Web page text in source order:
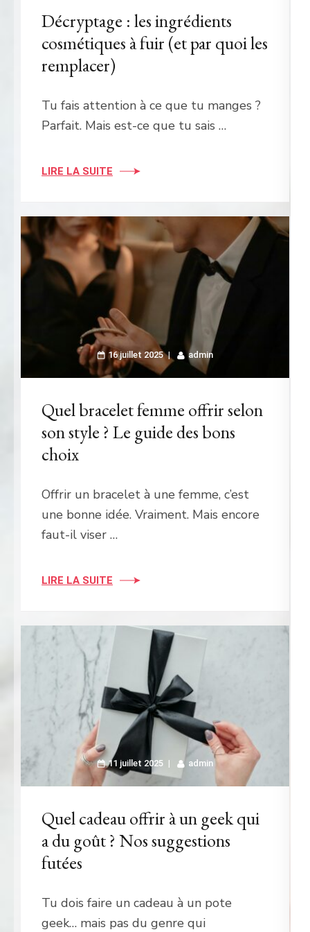
Décryptage : les ingrédients
cosmétiques à fuir (et par quoi les
remplacer)
Tu fais attention à ce que tu manges ?
Parfait. Mais est-ce que tu sais …
LIRE LA SUITE
16 juillet 2025 admin
Quel bracelet femme offrir selon
son style ? Le guide des bons
choix
Offrir un bracelet à une femme, c’est
une bonne idée. Vraiment. Mais encore
faut-il viser …
LIRE LA SUITE
11 juillet 2025 admin
Quel cadeau offrir à un geek qui
a du goût ? Nos suggestions
futées
Tu dois faire un cadeau à un pote
geek… mais pas du genre qui